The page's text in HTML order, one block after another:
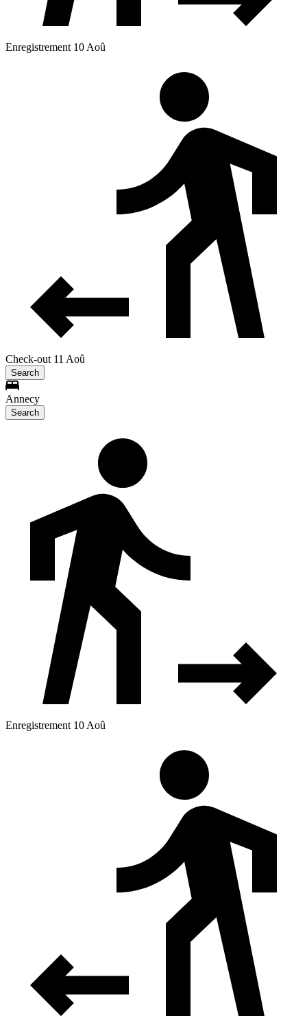
Enregistrement 10 Aoû
Check-out 11 Aoû
Search
Annecy
Search
Enregistrement 10 Aoû